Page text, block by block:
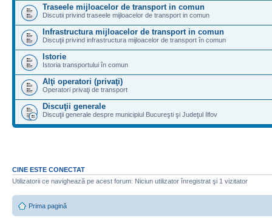
Traseele mijloacelor de transport in comun
Discutii privind traseele mijloacelor de transport in comun
Infrastructura mijloacelor de transport in comun
Discuţii privind infrastructura mijloacelor de transport în comun
Istorie
Istoria transportului în comun
Alţi operatori (privaţi)
Operatori privaţi de transport
Discuţii generale
Discuţii generale despre municipiul Bucureşti şi Judeţul Ilfov
CINE ESTE CONECTAT
Utilizatorii ce navighează pe acest forum: Niciun utilizator înregistrat şi 1 vizitator
Prima pagină